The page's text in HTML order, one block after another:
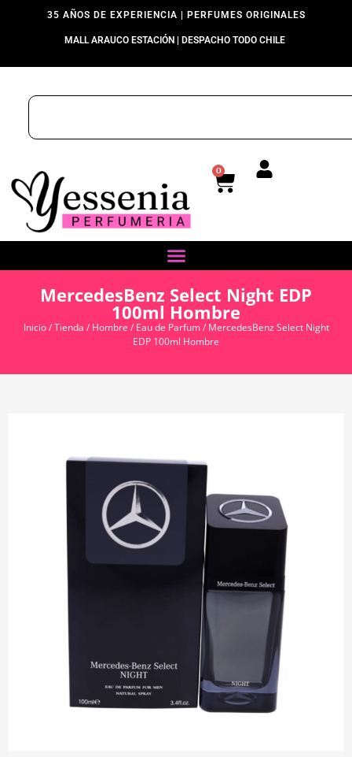
35 AÑOS DE EXPERIENCIA | PERFUMES ORIGINALES
MALL ARAUCO ESTACIÓN | DESPACHO TODO CHILE
0
MercedesBenz Select Night EDP
100ml Hombre
Inicio/Tienda / Hombre / Eau de Parfum/ MercedesBenz Select Night
EDP 100ml Hombre